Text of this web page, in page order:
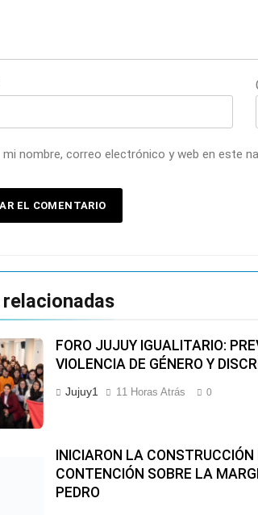
mi nombre, correo electrónico y web en este
FORO JUJUY IGUALITARIO:
VIOLENCIA DE GÉNERO Y
Jujuy1 11 Horas Atrás 0
INICIARON LA CONSTRUCCIÓN
CONTENCIÓN SOBRE LA
PEDRO